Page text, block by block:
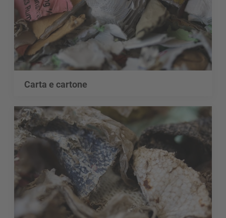
Carta e cartone